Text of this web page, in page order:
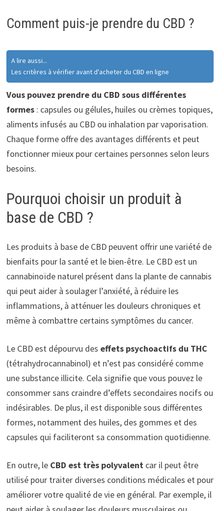
Comment puis-je prendre du CBD ?
A lire aussi...
Les critères à vérifier avant d'acheter du CBD en ligne
Vous pouvez prendre du CBD sous différentes
formes: capsules ou gélules, huiles ou crèmes topiques,
aliments infusés au CBD ou inhalation par vaporisation.
Chaque forme offre des avantages différents et peut
fonctionner mieux pour certaines personnes selon leurs
besoins.
Pourquoi choisir un produit à
base de CBD ?
Les produits à base de CBD peuvent offrir une variété de
bienfaits pour la santé et le bien-être. Le CBD est un
cannabinoïde naturel présent dans la plante de cannabis
qui peut aider à soulager l’anxiété, à réduire les
inflammations, à atténuer les douleurs chroniques et
même à combattre certains symptômes du cancer.
Le CBD est dépourvu des effets psychoactifs du THC
(tétrahydrocannabinol) et n’est pas considéré comme
une substance illicite. Cela signifie que vous pouvez le
consommer sans craindre d’effets secondaires nocifs ou
indésirables. De plus, il est disponible sous différentes
formes, notamment des huiles, des gommes et des
capsules qui faciliteront sa consommation quotidienne.
En outre, le CBD est très polyvalentcar il peut être
utilisé pour traiter diverses conditions médicales et pour
améliorer votre qualité de vie en général. Par exemple, il